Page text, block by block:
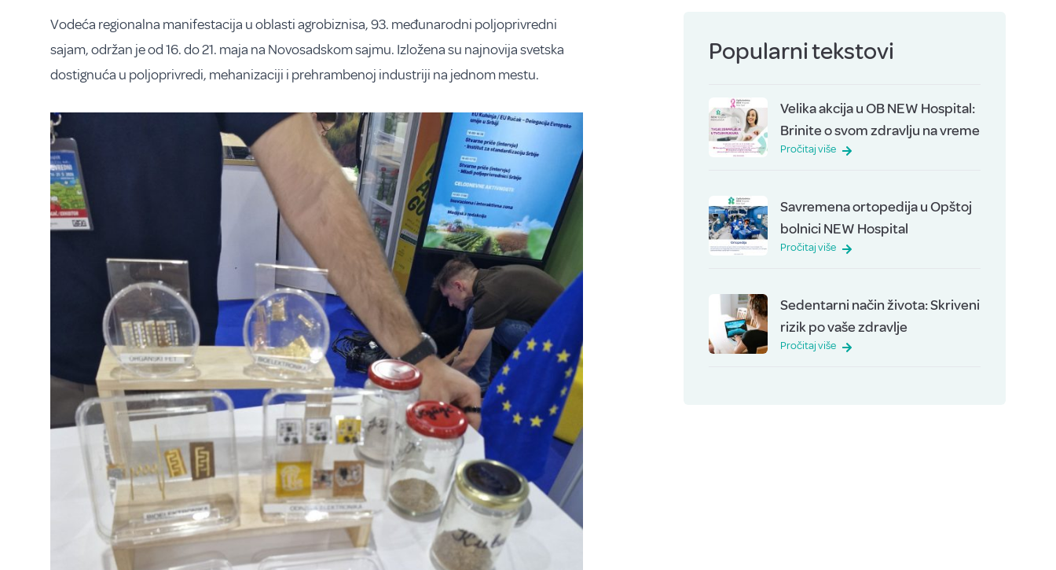
Vodeća regionalna manifestacija u oblasti agrobiznisa, 93. međunarodni poljoprivredni
sajam, održan je od 16. do 21. maja na Novosadskom sajmu. Izložena su najnovija svetska
dostignuća u poljoprivredi, mehanizaciji i prehrambenoj industriji na jednom mestu.
Popularni tekstovi
Velika akcija u OB NEW Hospital:
Brinite o svom zdravlju na vreme
Pročitaj više
Savremena ortopedija u Opštoj
bolnici NEW Hospital
Pročitaj više
Sedentarni način života: Skriveni
rizik po vaše zdravlje
Pročitaj više